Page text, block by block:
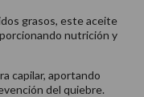
grasos, este aceite
nutrición y
capilar, aportando
del quiebre.